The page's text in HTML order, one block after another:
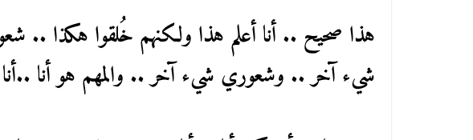
هذا صحيح .. أنا أعلم هذا ولكنهم خُلقوا هكذا ..
شيء آخر .. وشعوري شيء آخر .. والمهم هو أنا